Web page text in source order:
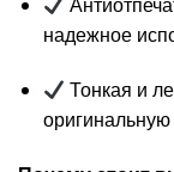
надежное
Тонкая и